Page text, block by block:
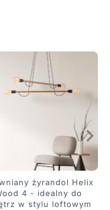
żyrandol Helix
4 - idealny do
w stylu loftowym